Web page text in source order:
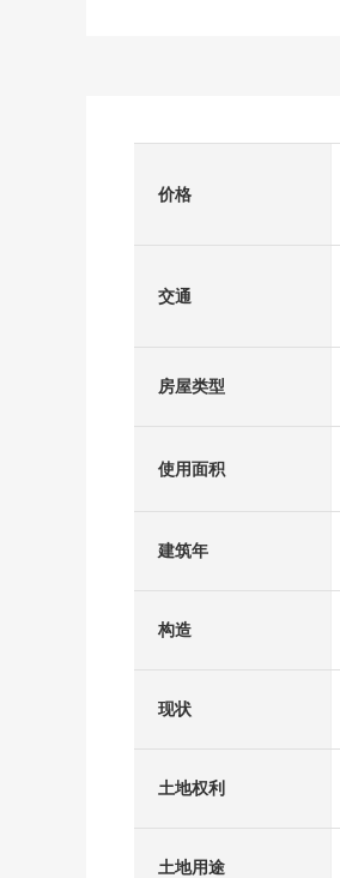
价格
交通
房屋类型
使用面积
建筑年
构造
现状
土地权利
土地用途